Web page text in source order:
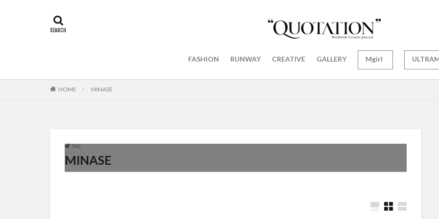
FASHION RUNWAY CREATIVE GALLERY Mgirl
HOME MINASE
TAG
MINASE